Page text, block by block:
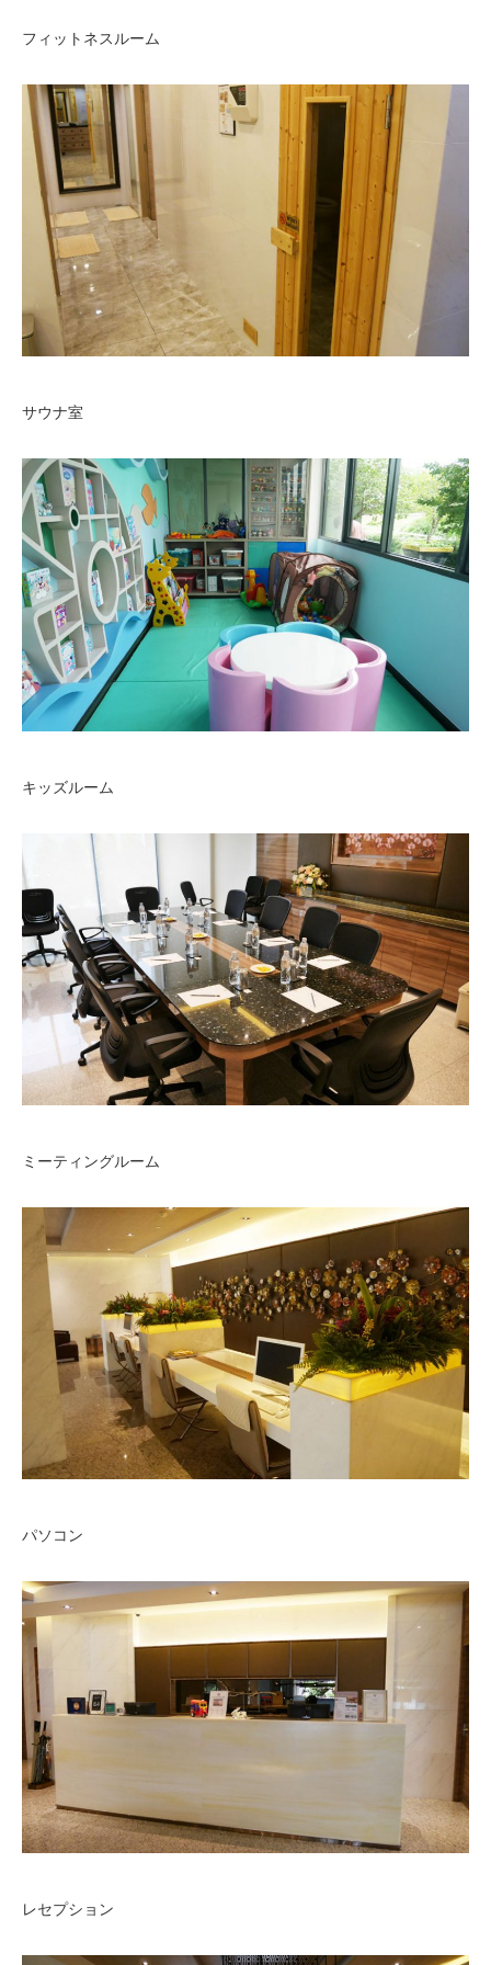
フィットネスルーム
サウナ室
キッズルーム
ミーティングルーム
パソコン
レセプション